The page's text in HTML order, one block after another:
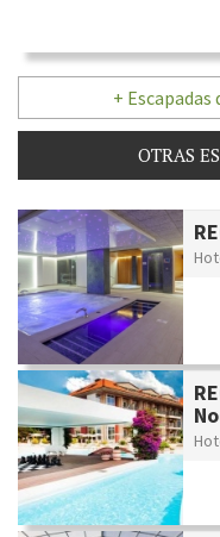
+
OTRAS